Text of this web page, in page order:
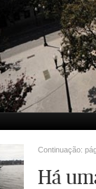
Continuação:
Há